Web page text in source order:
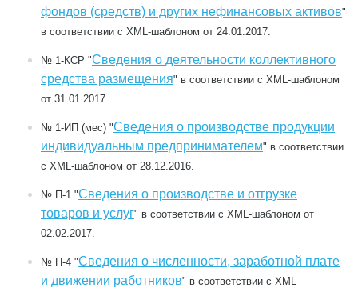
фондов (средств) и других нефинансовых активов"
в соответствии с XML-шаблоном от 24.01.2017.
№ 1-КСР "Сведения о деятельности коллективного
средства размещения" в соответствии с XML-шаблоном
от 31.01.2017.
№ 1-ИП (мес) "Сведения о производстве продукции
индивидуальным предпринимателем" в соответствии
с XML-шаблоном от 28.12.2016.
№ П-1 "Сведения о производстве и отгрузке
товаров и услуг" в соответствии с XML-шаблоном от
02.02.2017.
№ П-4 "Сведения о численности, заработной плате
и движении работников" в соответствии с XML-